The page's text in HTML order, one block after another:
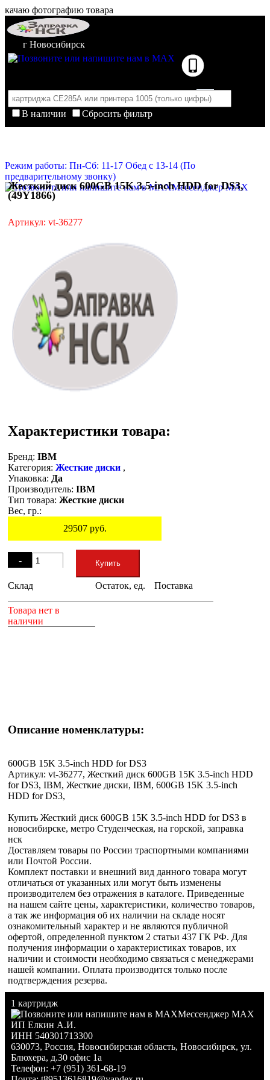
качаю фотографию товара
г Новосибирск
В наличии
Сбросить фильтр
Корзина пуста
Режим работы: Пн-Сб: 11-17 Обед с 13-14 (По
предварительному звонку)
Мессенджер MAX
Жесткий диск 600GB 15K 3.5-inch HDD for DS3,
(49Y1866)
Артикул: vt-36277
Характеристики товара:
Бренд: IBM
Категория: Жесткие диски ,
Упаковка: Да
Производитель: IBM
Тип товара: Жесткие диски
Вес, гр.:
29507руб.
-
+
Купить
Склад Остаток, ед. Поставка
Товара нет в
наличии
Описание номенклатуры:
600GB 15K 3.5-inch HDD for DS3
Артикул: vt-36277, Жесткий диск 600GB 15K 3.5-inch HDD
for DS3, IBM, Жесткие диски, IBM, 600GB 15K 3.5-inch
HDD for DS3,
Купить Жесткий диск 600GB 15K 3.5-inch HDD for DS3 в
новосибирске, метро Студенческая, на горской, заправка
нск
Доставляем товары по России траспортными компаниями
или Почтой России.
Комплект поставки и внешний вид данного товара могут
отличаться от указанных или могут быть изменены
производителем без отражения в каталоге. Приведенные
на нашем сайте цены, характеристики, количество товаров,
а так же информация об их наличии на складе носят
ознакомительный характер и не являются публичной
офертой, определенной пунктом 2 статьи 437 ГК РФ. Для
получения информации о характеристиках товаров, их
наличии и стоимости необходимо связаться с менеджерами
нашей компании. Оплата производится только после
подтверждения резерва.
1 картридж
Мессенджер MAX
ИП Елкин А.И.
ИНН 540301713300
630073, Россия, Новосибирская область, Новосибирск, ул.
Блюхера, д.30 офис 1а
Телефон: +7 (951) 361-68-19